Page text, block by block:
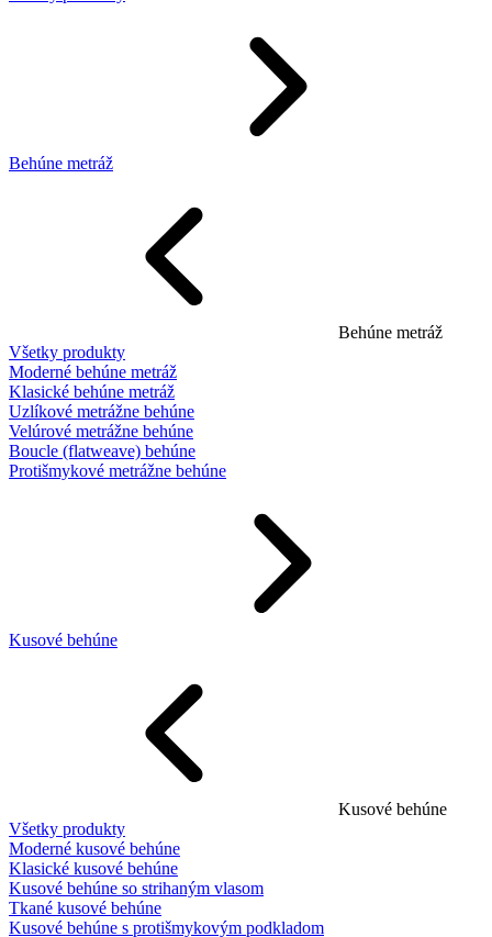
Behúne metráž
Behúne metráž
Všetky produkty
Moderné behúne metráž
Klasické behúne metráž
Uzlíkové metrážne behúne
Velúrové metrážne behúne
Boucle (flatweave) behúne
Protišmykové metrážne behúne
Kusové behúne
Kusové behúne
Všetky produkty
Moderné kusové behúne
Klasické kusové behúne
Kusové behúne so strihaným vlasom
Tkané kusové behúne
Kusové behúne s protišmykovým podkladom